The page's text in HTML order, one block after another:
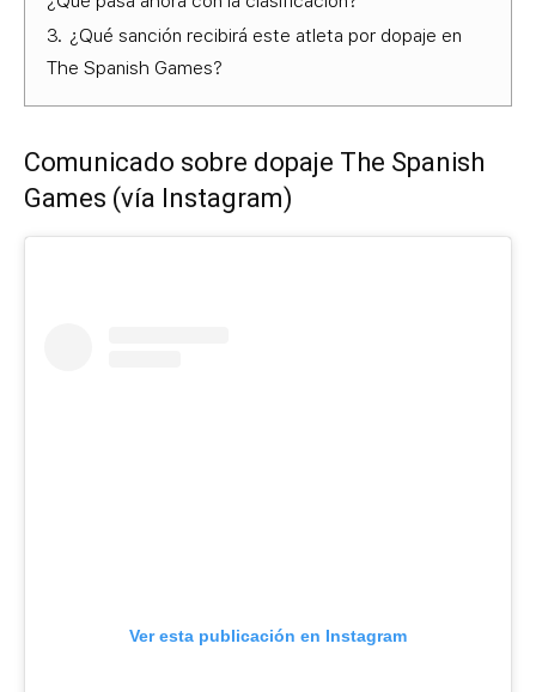
3. ¿Qué sanción recibirá este atleta por dopaje en
The Spanish Games?
Comunicado sobre dopaje The Spanish
Games (vía Instagram)
Ver esta publicación en Instagram